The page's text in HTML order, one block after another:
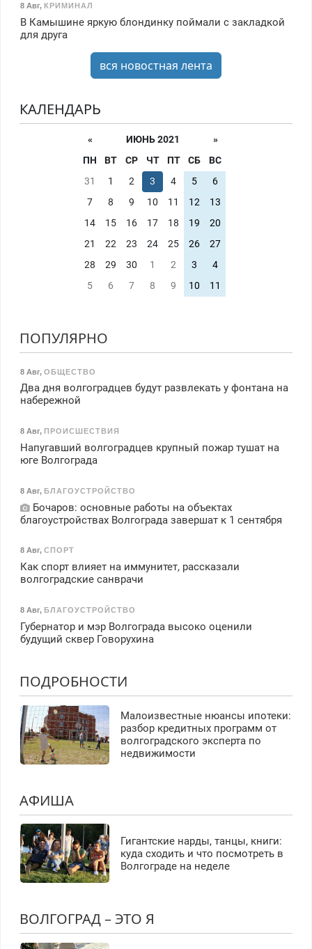
8 Авг, КРИМИНАЛ
В Камышине яркую блондинку поймали с закладкой
для друга
вся новостная лента
КАЛЕНДАРЬ
« ИЮНЬ 2021
»
ПН
ВТ СР ЧТ ПТ СБ
ВС
31
1 2 3 4 5
6
7
8 9 10 11 12
13
14
15 16 17 18 19
20
21
22 23 24 25 26
27
28
29 30 1 2 3
4
5
6 7 8 9 10 11
ПОПУЛЯРНО
8 Авг, ОБЩЕСТВО
Два дня волгоградцев будут развлекать у фонтана на
набережной
8 Авг, ПРОИСШЕСТВИЯ
Напугавший волгоградцев крупный пожар тушат на
юге Волгограда
8 Авг, БЛАГОУСТРОЙСТВО
Бочаров: основные работы на объектах
благоустройствах Волгограда завершат к 1 сентября
8 Авг, СПОРТ
Как спорт влияет на иммунитет, рассказали
волгоградские санврачи
8 Авг, БЛАГОУСТРОЙСТВО
Губернатор и мэр Волгограда высоко оценили
будущий сквер Говорухина
ПОДРОБНОСТИ
Малоизвестные нюансы ипотеки:
разбор кредитных программ от
волгоградского эксперта по
недвижимости
АФИША
Гигантские нарды, танцы, книги:
куда сходить и что посмотреть в
Волгограде на неделе
ВОЛГОГРАД – ЭТО Я